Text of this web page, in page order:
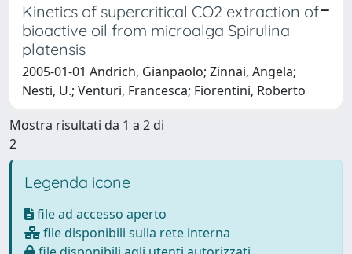
Kinetics of supercritical CO2 extraction of
bioactive oil from microalga Spirulina
platensis
2005-01-01 Andrich, Gianpaolo; Zinnai, Angela;
Nesti, U.; Venturi, Francesca; Fiorentini, Roberto
Mostra risultati da 1 a 2 di
2
Legenda icone
file ad accesso aperto
file disponibili sulla rete interna